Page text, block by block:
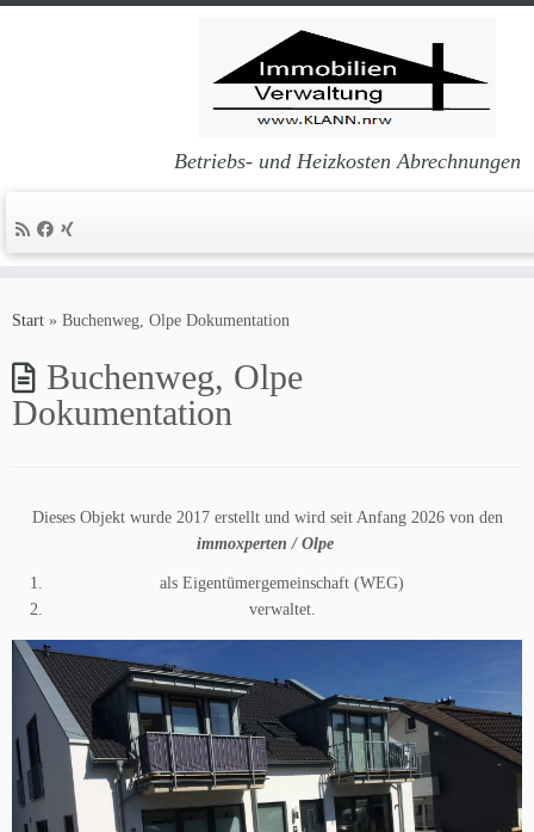
Inhalt
Betriebs- und Heizkosten Abrechnungen
Start » Buchenweg, Olpe Dokumentation
Buchenweg, Olpe
Dokumentation
Dieses Objekt wurde 2017 erstellt und wird seit Anfang 2026 von den
immoxperten / Olpe
als Eigentümergemeinschaft (WEG)
verwaltet.